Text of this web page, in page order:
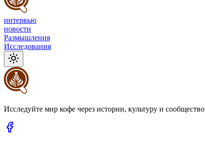
интервью
новости
Размышления
Исследования
Исследуйте мир кофе через истории, культуру и сообщество